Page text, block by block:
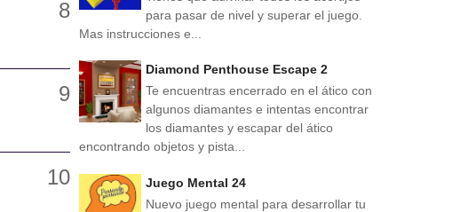
para pasar de nivel y superar el juego.
Mas instrucciones e...
Diamond Penthouse Escape 2
Te encuentras encerrado en el ático con
algunos diamantes e intentas encontrar
los diamantes y escapar del ático
encontrando objetos y pista...
Juego Mental 24
Nuevo juego mental para desarrollar tu